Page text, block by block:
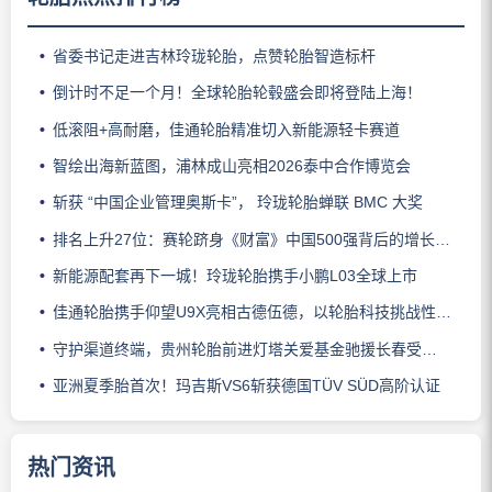
省委书记走进吉林玲珑轮胎，点赞轮胎智造标杆
倒计时不足一个月！全球轮胎轮毂盛会即将登陆上海！
低滚阻+高耐磨，佳通轮胎精准切入新能源轻卡赛道
智绘出海新蓝图，浦林成山亮相2026泰中合作博览会
斩获 “中国企业管理奥斯卡”， 玲珑轮胎蝉联 BMC 大奖
排名上升27位：赛轮跻身《财富》中国500强背后的增长逻辑
新能源配套再下一城！玲珑轮胎携手小鹏L03全球上市
佳通轮胎携手仰望U9X亮相古德伍德，以轮胎科技挑战性能边界
守护渠道终端，贵州轮胎前进灯塔关爱基金驰援长春受灾门店
亚洲夏季胎首次！玛吉斯VS6斩获德国TÜV SÜD高阶认证
热门资讯